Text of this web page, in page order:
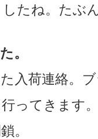
たね。たぶ
。
入荷連絡。
ってきます
。